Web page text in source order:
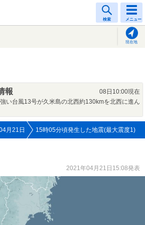
検索 メニュー
現在地
報
08日10:00現在
い台風13号が久米島の北西約130kmを北西に進ん
月21日 15時05分頃発生した地震(最大震度1)
2021年04月21日15:08発表